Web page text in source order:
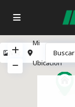
Ver
Mi
Ubicación